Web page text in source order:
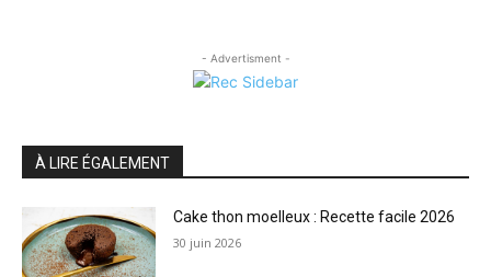
- Advertisment -
À LIRE ÉGALEMENT
Cake thon moelleux : Recette facile 2026
30 juin 2026